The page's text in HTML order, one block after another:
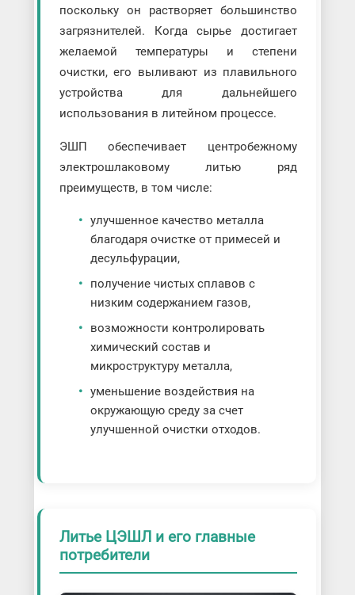
поскольку он растворяет большинство
загрязнителей. Когда сырье достигает
желаемой температуры и степени
очистки, его выливают из плавильного
устройства для дальнейшего
использования в литейном процессе.
ЭШП обеспечивает центробежному
электрошлаковому литью ряд
преимуществ, в том числе:
улучшенное качество металла
благодаря очистке от примесей и
десульфурации,
получение чистых сплавов с
низким содержанием газов,
возможности контролировать
химический состав и
микроструктуру металла,
уменьшение воздействия на
окружающую среду за счет
улучшенной очистки отходов.
Литье ЦЭШЛ и его главные
потребители